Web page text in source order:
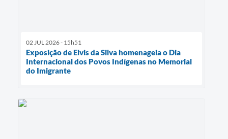
02 JUL 2026 - 15h51
Exposição de Elvis da Silva homenageia o Dia
Internacional dos Povos Indígenas no Memorial
do Imigrante